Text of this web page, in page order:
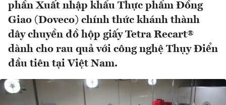
phần Xuất nhập khẩu Thực phẩm Đồng
Giao (Doveco) chính thức khánh thành
dây chuyền đồ hộp giấy Tetra Recart®
dành cho rau quả với công nghệ Thụy Điển
đầu tiên tại Việt Nam.